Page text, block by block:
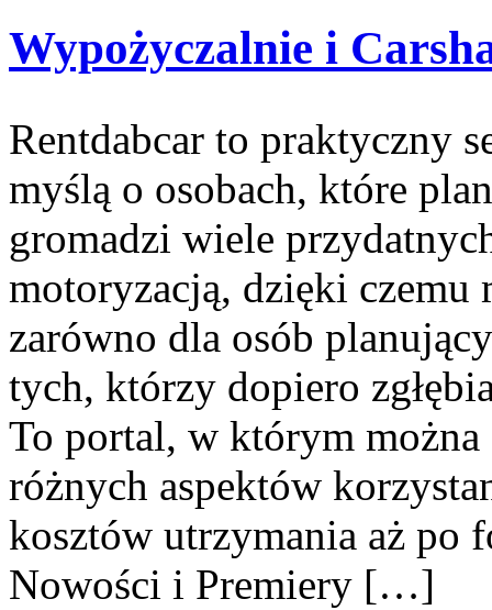
Wypożyczalnie i
Rentdabcar to praktyczny
myślą o osobach, które
gromadzi wiele
motoryzacją, dzięki czemu
zarówno dla osób
tych, którzy dopiero
To portal, w którym można
różnych aspektów
kosztów utrzymania aż po
Nowości i Premiery […]